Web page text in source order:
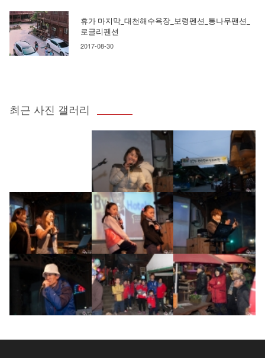
휴가 마지막_대천해수욕장_보령펜션_통나무팬션_
로글리펜션
2017-08-30
최근 사진 갤러리